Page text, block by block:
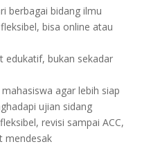
berbagai bidang ilmu
bisa online atau
edukatif, bukan sekadar
agar lebih siap
ujian sidang
revisi sampai ACC,
mendesak